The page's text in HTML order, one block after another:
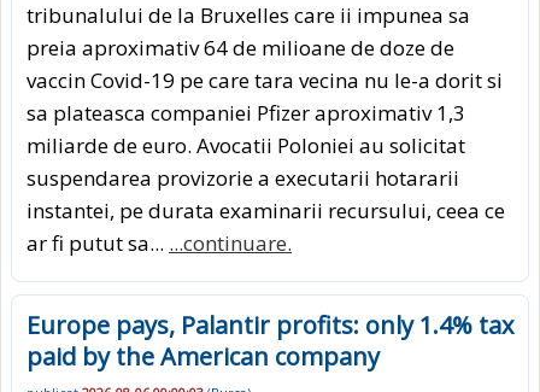
tribunalului de la Bruxelles care ii impunea sa
preia aproximativ 64 de milioane de doze de
vaccin Covid-19 pe care tara vecina nu le-a dorit si
sa plateasca companiei Pfizer aproximativ 1,3
miliarde de euro. Avocatii Poloniei au solicitat
suspendarea provizorie a executarii hotararii
instantei, pe durata examinarii recursului, ceea ce
ar fi putut sa... ...continuare.
Europe pays, Palantir profits: only 1.4% tax
paid by the American company